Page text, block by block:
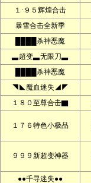
１·９５辉煌合击
暴雪合击全新季
████杀神恶魔
▃超变▃无限刀▃
████杀神恶魔
◥◣魔血迷失◢◤
１８０至尊合击▇
１７６特色小极品
９９９新超变神器
●●千寻迷失●●